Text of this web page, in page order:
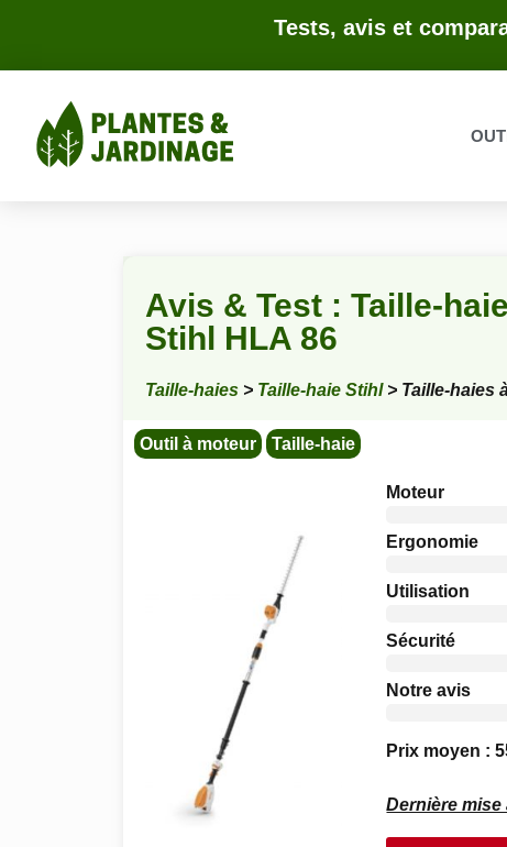
Tests, avis et
Avis & Test : Taille-
Stihl HLA 86
Taille-haies > Taille-haie Stihl> Taille-haies
Outil à moteur Taille-haie
Moteur
Ergonomie
Utilisation
Sécurité
Notre avis
Prix moyen :
Dernière mise